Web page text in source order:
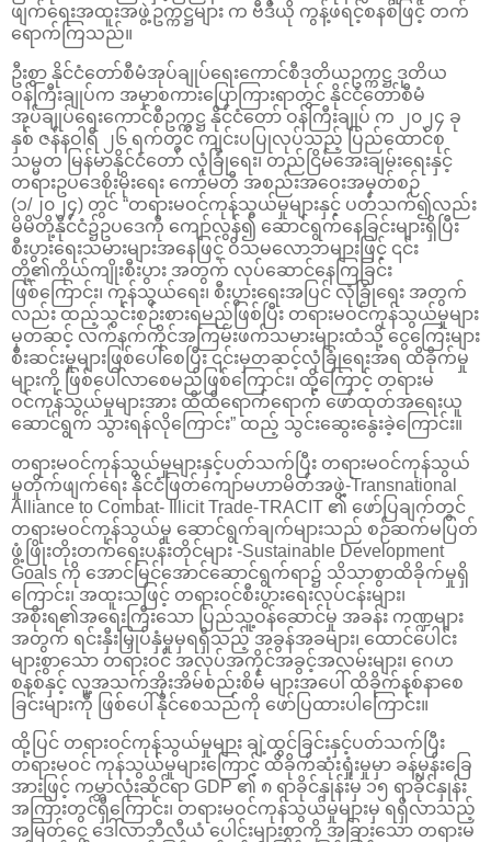
ဖျက်ရေးအထူးအဖွဲ့ဥက္ကဋ္ဌများ က ဗီဒီယို ကွန့်ဖရင့်စနစ်ဖြင့် တက်
ရောက်ကြသည်။
ဦးစွာ နိုင်ငံတော်စီမံအုပ်ချုပ်ရေးကောင်စီဒုတိယဥက္ကဋ္ဌ ဒုတိယ
ဝန်ကြီးချုပ်က အမှာစကားပြောကြားရာတွင် နိုင်ငံတော်စီမံ
အုပ်ချုပ်ရေးကောင်စီဥက္ကဋ္ဌ နိုင်ငံတော် ဝန်ကြီးချုပ် က ၂၀၂၄ ခု
နှစ် ဇန်နဝါရီ ၂၆ ရက်တွင် ကျင်းပပြုလုပ်သည့် ပြည်ထောင်စု
သမ္မတ မြန်မာနိုင်ငံတော် လုံခြုံရေး၊ တည်ငြိမ်အေးချမ်းရေးနှင့်
တရားဥပဒေစိုးမိုးရေး ကော်မတီ အစည်းအဝေးအမှတ်စဉ်
(၁/၂၀၂၄) တွင် “တရားမဝင်ကုန်သွယ်မှုများနှင့် ပတ်သက်၍လည်း
မိမိတို့နိုင်ငံ၌ဥပဒေကို ကျော်လွန်၍ ဆောင်ရွက်နေခြင်းများရှိပြီး
စီးပွားရေးသမားများအနေဖြင့် ဝိသမလောဘများဖြင့် ၎င်း
တို့၏ကိုယ်ကျိုးစီးပွား အတွက် လုပ်ဆောင်နေကြခြင်း
ဖြစ်ကြောင်း၊ ကုန်သွယ်ရေး၊ စီးပွားရေးအပြင် လုံခြုံရေး အတွက်
လည်း ထည့်သွင်းစဉ်းစားရမည်ဖြစ်ပြီး တရားမဝင်ကုန်သွယ်မှုများ
မှတဆင့် လက်နက်ကိုင်အကြမ်းဖက်သမားများထံသို့ ငွေကြေးများ
စီးဆင်းမှုများဖြစ်ပေါ်စေပြီး ၎င်းမှတဆင့်လုံခြုံရေးအရ ထိခိုက်မှု
များကို ဖြစ်ပေါ်လာစေမည်ဖြစ်ကြောင်း၊ ထို့ကြောင့် တရားမ
ဝင်ကုန်သွယ်မှုများအား ထိထိရောက်ရောက် ဖော်ထုတ်အရေးယူ
ဆောင်ရွက် သွားရန်လိုကြောင်း” ထည့် သွင်းဆွေးနွေးခဲ့ကြောင်း။
တရားမဝင်ကုန်သွယ်မှုများနှင့်ပတ်သက်ပြီး တရားမဝင်ကုန်သွယ်
မှုတိုက်ဖျက်ရေး နိုင်ငံဖြတ်ကျော်မဟာမိတ်အဖွဲ့-Transnational
Alliance to Combat- Illicit Trade-TRACIT ၏ ဖော်ပြချက်တွင်
တရားမဝင်ကုန်သွယ်မှု ဆောင်ရွက်ချက်များသည် စဉ်ဆက်မပြတ်
ဖွံ့ဖြိုးတိုးတက်ရေးပန်းတိုင်များ -Sustainable Development
Goals ကို အောင်မြင်အောင်ဆောင်ရွက်ရာ၌ သိသာစွာထိခိုက်မှုရှိ
ကြောင်း၊ အထူးသဖြင့် တရားဝင်စီးပွားရေးလုပ်ငန်းများ၊
အစိုးရ၏အရေးကြီးသော ပြည်သူ့ဝန်ဆောင်မှု အခန်း ကဏ္ဍများ
အတွက် ရင်းနှီးမြှုပ်နှံမှုမှရရှိသည့် အခွန်အခများ၊ ထောင်ပေါင်း
များစွာသော တရားဝင် အလုပ်အကိုင်အခွင့်အလမ်းများ၊ ဂေဟ
စနစ်နှင့် လူ့အသက်အိုးအိမ်စည်းစိမ် များအပေါ် ထိခိုက်နစ်နာစေ
ခြင်းများကို ဖြစ်ပေါ်နိုင်စေသည်ကို ဖော်ပြထားပါကြောင်း။
ထို့ပြင် တရားဝင်ကုန်သွယ်မှုများ ချဲ့ထွင်ခြင်းနှင့်ပတ်သက်ပြီး
တရားမဝင် ကုန်သွယ်မှုများကြောင့် ထိခိုက်ဆုံးရှုံးမှုမှာ ခန့်မှန်းခြေ
အားဖြင့် ကမ္ဘာလုံးဆိုင်ရာ GDP ၏ ၈ ရာခိုင်နှုန်းမှ ၁၅ ရာခိုင်နှုန်း
အကြားတွင်ရှိကြောင်း၊ တရားမဝင်ကုန်သွယ်မှုများမှ ရရှိလာသည့်
အမြတ်ငွေ ဒေါ်လာဘီလီယံ ပေါင်းများစွာကို အခြားသော တရားမ